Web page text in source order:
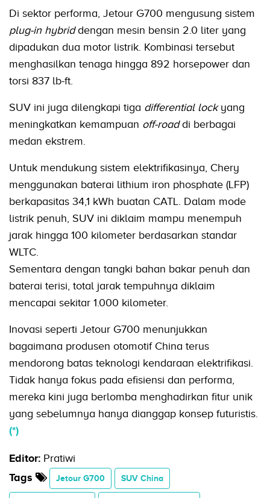
Di sektor performa, Jetour G700 mengusung sistem
plug-in hybriddengan mesin bensin 2.0 liter yang
dipadukan dua motor listrik. Kombinasi tersebut
menghasilkan tenaga hingga 892 horsepower dan
torsi 837 lb-ft.
SUV ini juga dilengkapi tiga differential lockyang
meningkatkan kemampuan off-roaddi berbagai
medan ekstrem.
Untuk mendukung sistem elektrifikasinya, Chery
menggunakan baterai lithium iron phosphate (LFP)
berkapasitas 34,1 kWh buatan CATL. Dalam mode
listrik penuh, SUV ini diklaim mampu menempuh
jarak hingga 100 kilometer berdasarkan standar
WLTC.
Sementara dengan tangki bahan bakar penuh dan
baterai terisi, total jarak tempuhnya diklaim
mencapai sekitar 1.000 kilometer.
Inovasi seperti Jetour G700 menunjukkan
bagaimana produsen otomotif China terus
mendorong batas teknologi kendaraan elektrifikasi.
Tidak hanya fokus pada efisiensi dan performa,
mereka kini juga berlomba menghadirkan fitur unik
yang sebelumnya hanya dianggap konsep futuristis.
(*)
Editor: Pratiwi
Tags
Jetour G700 SUV China